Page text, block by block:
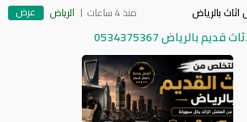
بالرياض منذ 4 ساعات الرياض عرض
بالرياض 0534375367